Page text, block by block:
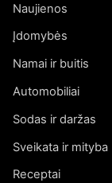
Naujienos
Įdomybės
Namai ir buitis
Automobiliai
Sodas ir daržas
Sveikata ir mityba
Receptai